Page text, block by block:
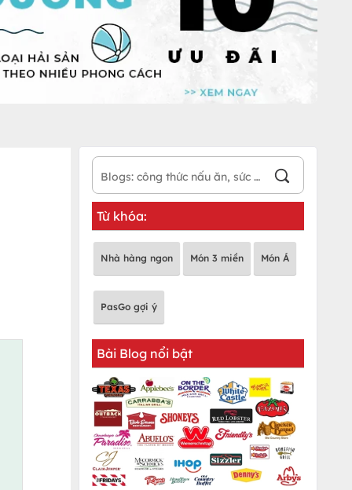
Từ khóa:
Nhà hàng ngon Món 3 miền Món Á
PasGo gợi ý
Bài Blog nổi bật